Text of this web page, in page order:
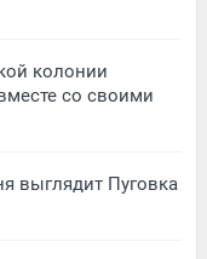
колонии
со своими
выглядит Пуговка